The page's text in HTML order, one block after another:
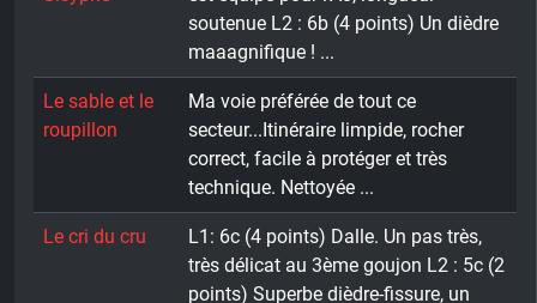
soutenue L2 : 6b (4 points) Un dièdre
maaagnifique ! ...
Le sable et le
roupillon
Ma voie préférée de tout ce
secteur...Itinéraire limpide, rocher
correct, facile à protéger et très
technique. Nettoyée ...
Le cri du cru
L1: 6c (4 points) Dalle. Un pas très,
très délicat au 3ème goujon L2 : 5c (2
points) Superbe dièdre-fissure, un